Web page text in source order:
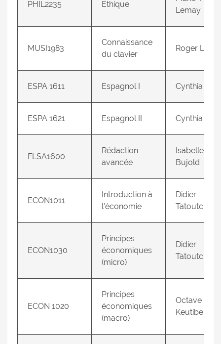
PHIL2235 Éthique
Lemay
MUSI1983
Connaissance
du clavier
Roger Lord
ESPA 1611 Espagnol I Cynthia
ESPA 1621 Espagnol II Cynthia
FLSA1600
Rédaction
avancée
Isabelle
Bujold
ECON1011
Introduction à
l'économie
Didier
ECON1030
Principes
économiques
(micro)
Didier
ECON 1020
Principes
économiques
(macro)
Octave
Keutiben